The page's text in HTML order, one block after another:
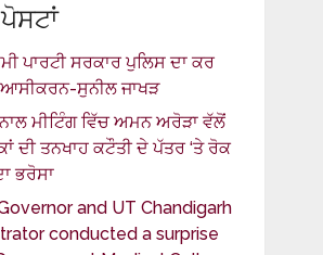
ਪਾਰਟੀ ਸਰਕਾਰ ਪੁਲਿਸ ਦਾ ਕਰ
ਸੁਨੀਲ ਜਾਖੜ
ਮੀਟਿੰਗ ਵਿੱਚ ਅਮਨ ਅਰੋੜਾ ਵੱਲੋਂ
ਦੀ ਤਨਖਾਹ ਕਟੌਤੀ ਦੇ ਪੱਤਰ ‘ਤੇ ਰੋਕ
ਭਰੋਸਾ
and UT Chandigarh
conducted a surprise